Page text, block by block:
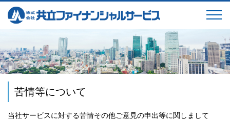
苦情等について
当社サービスに対する苦情その他ご意見の申出等に関しまして